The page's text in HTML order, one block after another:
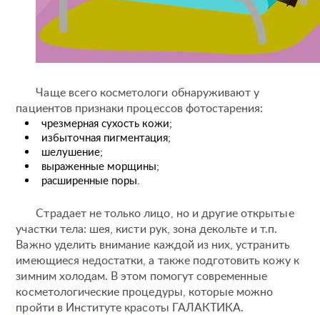
Чаще всего косметологи обнаруживают у
пациентов признаки процессов фотостарения:
чрезмерная сухость кожи;
избыточная пигментация;
шелушение;
выраженные морщины;
расширенные поры.
Страдает не только лицо, но и другие открытые
участки тела: шея, кисти рук, зона декольте и т.п.
Важно уделить внимание каждой из них, устранить
имеющиеся недостатки, а также подготовить кожу к
зимним холодам. В этом помогут современные
косметологические процедуры, которые можно
пройти в Институте красоты ГАЛАКТИКА.